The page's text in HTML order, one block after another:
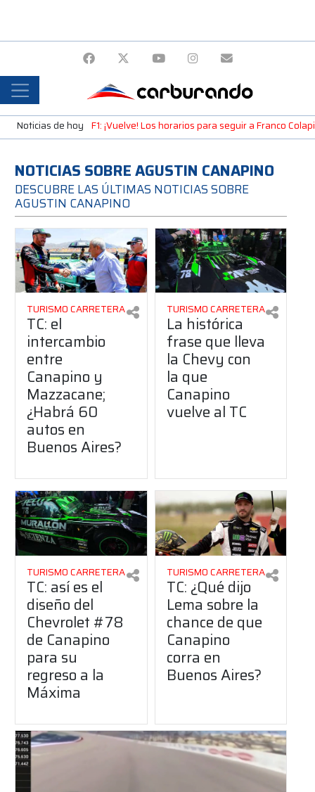
Noticias de hoy F1: ¡Vuelve! Los horarios para seguir a Franco
NOTICIAS SOBRE AGUSTIN CANAPINO
DESCUBRE LAS ÚLTIMAS NOTICIAS SOBRE
AGUSTIN CANAPINO
TURISMO CARRETERA
TC: el
intercambio
entre
Canapino y
Mazzacane;
¿Habrá 60
autos en
Buenos Aires?
TURISMO CARRETERA
La histórica
frase que lleva
la Chevy con
la que
Canapino
vuelve al TC
TURISMO CARRETERA
TC: así es el
diseño del
Chevrolet #78
de Canapino
para su
regreso a la
Máxima
TURISMO CARRETERA
TC: ¿Qué dijo
Lema sobre la
chance de que
Canapino
corra en
Buenos Aires?